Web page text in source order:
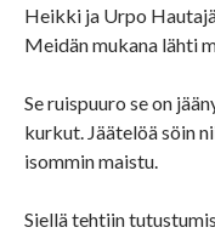
Heikki ja Urpo
Meidän mukana lähti
Se ruispuuro se on
kurkut. Jäätelöä söin
isommin maistu.
Siellä tehtiin